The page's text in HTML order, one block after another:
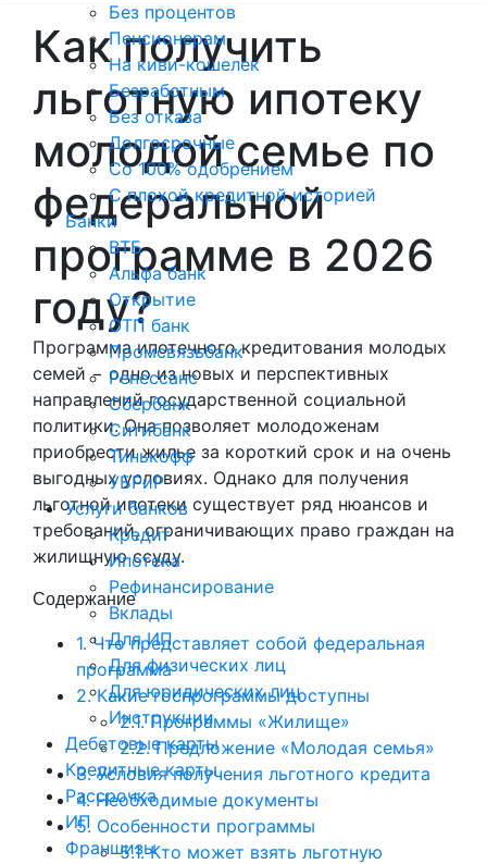
Без процентов
Пенсионерам
На киви-кошелек
Безработным
Без отказа
Долгосрочные
Со 100% одобрением
С плохой кредитной историей
Банки
ВТБ
Альфа банк
Открытие
ОТП банк
Промсвязьбанк
Ренессанс
Сбербанк
Ситибанк
Тинькофф
УБРиР
Услуги банков
Кредит
Ипотека
Рефинансирование
Вклады
Для ИП
Для физических лиц
Для юридических лиц
Инструкции
Дебетовые карты
Кредитные карты
Рассрочка
ИП
Франшизы
Как получить
льготную ипотеку
молодой семье по
федеральной
программе в 2026
году?
Программа ипотечного кредитования молодых
семей − одно из новых и перспективных
направлений государственной социальной
политики. Она позволяет молодоженам
приобрести жилье за короткий срок и на очень
выгодных условиях. Однако для получения
льготной ипотеки существует ряд нюансов и
требований, ограничивающих право граждан на
жилищную ссуду.
Содержание
1.Что представляет собой федеральная
программа
2.Какие госпрограммы доступны
2.1.Программы «Жилище»
2.2.Предложение «Молодая семья»
3.Условия получения льготного кредита
4.Необходимые документы
5. Особенности программы
5.1.Кто может взять льготную